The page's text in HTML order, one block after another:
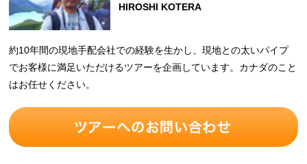
HIROSHI KOTERA
約10年間の現地手配会社での経験を生かし、現地との太いパイプ
でお客様に満足いただけるツアーを企画しています。カナダのこと
はお任せください。